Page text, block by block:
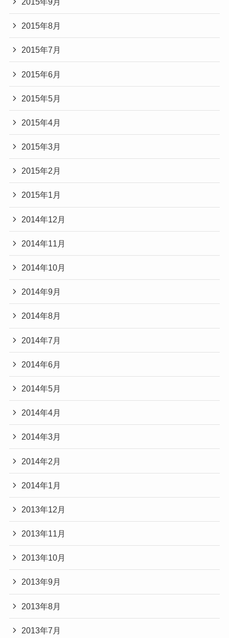
2015年8月
2015年7月
2015年6月
2015年5月
2015年4月
2015年3月
2015年2月
2015年1月
2014年12月
2014年11月
2014年10月
2014年9月
2014年8月
2014年7月
2014年6月
2014年5月
2014年4月
2014年3月
2014年2月
2014年1月
2013年12月
2013年11月
2013年10月
2013年9月
2013年8月
2013年7月